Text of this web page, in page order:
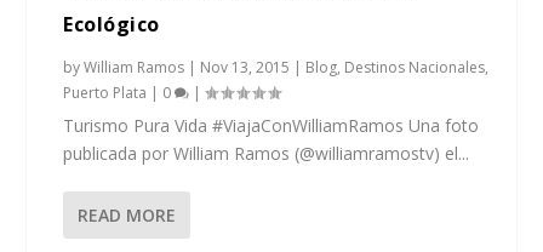
Ecológico
byWilliam Ramos | Nov 13, 2015 | Blog, Destinos Nacionales,
Puerto Plata | 0 |
Turismo Pura Vida #ViajaConWilliamRamos Una foto
publicada por William Ramos (@williamramostv) el...
READ MORE